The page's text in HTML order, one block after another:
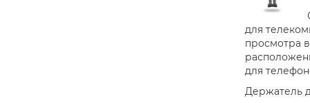
для
просмотра
для
Держатель